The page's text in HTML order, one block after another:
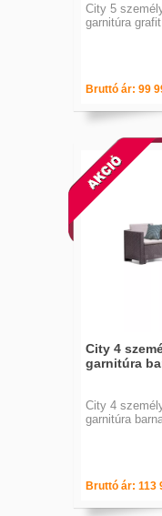
City 5
garnitúra
Bruttó ár: 99
City 4
garnitúra
City 4
garnitúra
Bruttó ár: 113